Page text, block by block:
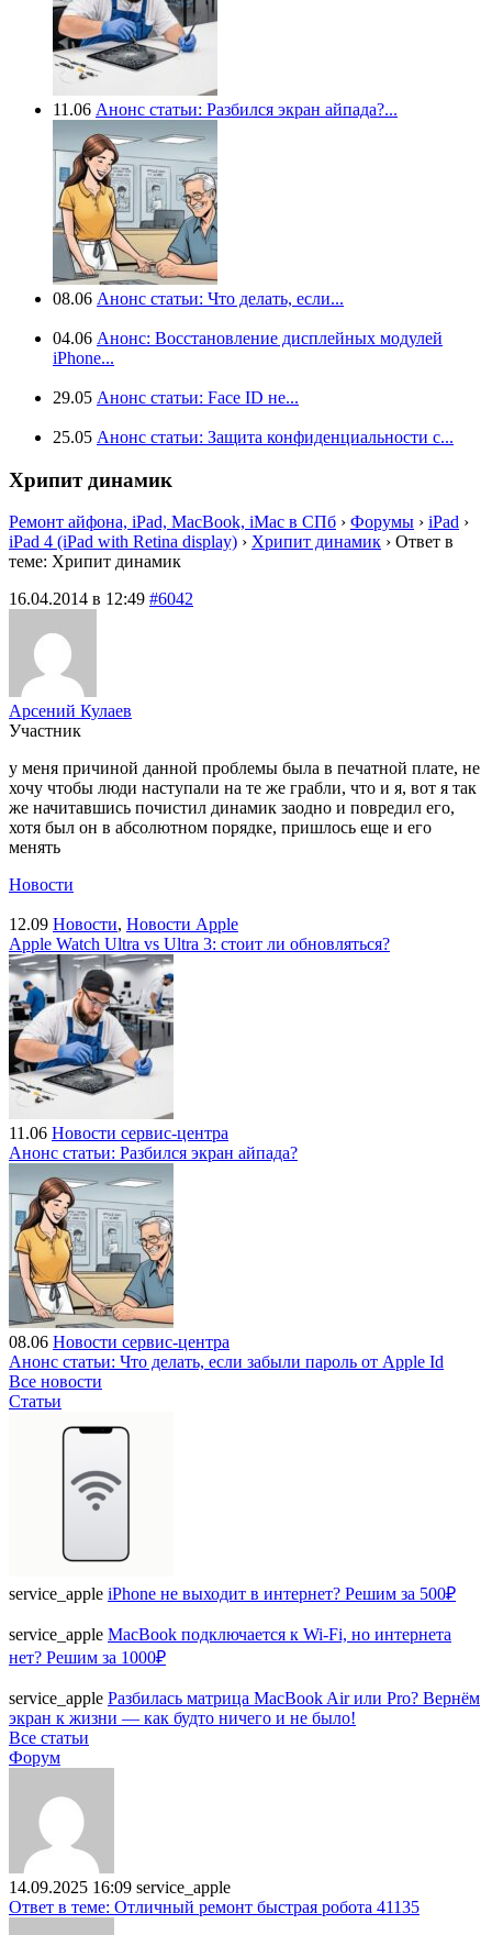
11.06 Анонс статьи: Разбился экран айпада?...
08.06 Анонс статьи: Что делать, если...
04.06 Анонс: Восстановление дисплейных модулей
iPhone...
29.05 Анонс статьи: Face ID не...
25.05 Анонс статьи: Защита конфиденциальности с...
Хрипит динамик
Ремонт айфона, iPad, MacBook, iMac в СПб › Форумы › iPad ›
iPad 4 (iPad with Retina display) › Хрипит динамик › Ответ в
теме: Хрипит динамик
16.04.2014 в 12:49 #6042
Арсений Кулаев
Участник
у меня причиной данной проблемы была в печатной плате, не
хочу чтобы люди наступали на те же грабли, что и я, вот я так
же начитавшись почистил динамик заодно и повредил его,
хотя был он в абсолютном порядке, пришлось еще и его
менять
Новости
12.09 Новости, Новости Apple
Apple Watch Ultra vs Ultra 3: стоит ли обновляться?
11.06 Новости сервис-центра
Анонс статьи: Разбился экран айпада?
08.06 Новости сервис-центра
Анонс статьи: Что делать, если забыли пароль от Apple Id
Все новости
Статьи
service_apple iPhone не выходит в интернет? Решим за 500₽
service_apple MacBook подключается к Wi-Fi, но интернета
нет? Решим за 1000₽
service_apple Разбилась матрица MacBook Air или Pro? Вернём
экран к жизни — как будто ничего и не было!
Все статьи
Форум
14.09.2025 16:09 service_apple
Ответ в теме: Отличный ремонт быстрая робота 41135